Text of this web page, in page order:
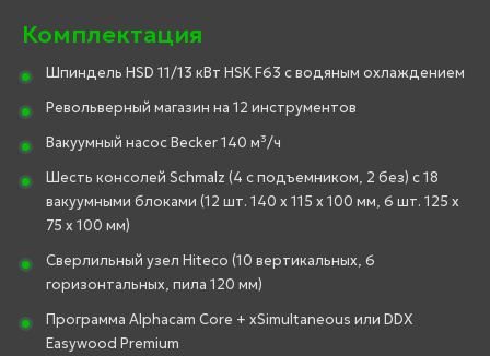
Комплектация
Шпиндель HSD 11/13 кВт HSK F63 с водяным охлаждением
Револьверный магазин на 12 инструментов
Вакуумный насос Becker 140 м³/ч
Шесть консолей Schmalz (4 с подъемником, 2 без) с 18
вакуумными блоками (12 шт. 140 x 115 x 100 мм, 6 шт. 125 x
75 x 100 мм)
Сверлильный узел Hiteco (10 вертикальных, 6
горизонтальных, пила 120 мм)
Программа Alphacam Core + xSimultaneous или DDX
Easywood Premium